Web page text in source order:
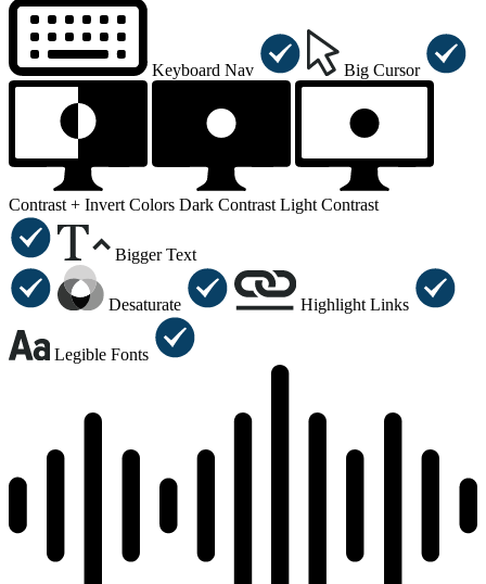
Keyboard Nav Big Cursor
Contrast + Invert Colors Dark Contrast Light Contrast
Bigger Text
Desaturate Highlight Links
Legible Fonts